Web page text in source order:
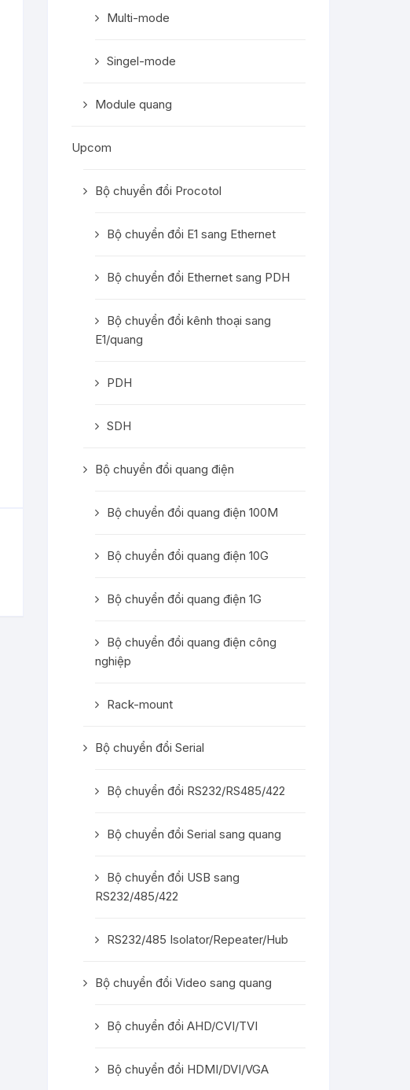
Multi-mode
Singel-mode
Module quang
Upcom
Bộ chuyển đổi Procotol
Bộ chuyển đổi E1 sang Ethernet
Bộ chuyển đổi Ethernet sang PDH
Bộ chuyển đổi kênh thoại sang
E1/quang
PDH
SDH
Bộ chuyển đổi quang điện
Bộ chuyển đổi quang điện 100M
Bộ chuyển đổi quang điện 10G
Bộ chuyển đổi quang điện 1G
Bộ chuyển đổi quang điện công
nghiệp
Rack-mount
Bộ chuyển đổi Serial
Bộ chuyển đổi RS232/RS485/422
Bộ chuyển đổi Serial sang quang
Bộ chuyển đổi USB sang
RS232/485/422
RS232/485 Isolator/Repeater/Hub
Bộ chuyển đổi Video sang quang
Bộ chuyển đổi AHD/CVI/TVI
Bộ chuyển đổi HDMI/DVI/VGA